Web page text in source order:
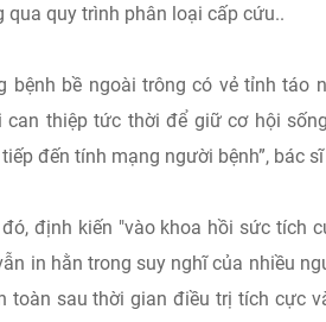
qua quy trình phân loại cấp cứu..
bệnh bề ngoài trông có vẻ tỉnh táo
can thiệp tức thời để giữ cơ hội
đến tính mạng người bệnh”, bác
định kiến "vào khoa hồi sức tích
in hằn trong suy nghĩ của nhiều
toàn sau thời gian điều trị tích cực